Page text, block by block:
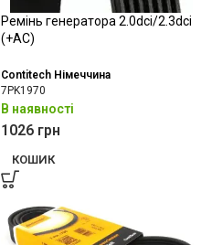
Ремінь генератора 2.0dci/2.3dci
(+АС)
Contitech Німеччина
7PK1970
В наявності
1026 грн
КОШИК